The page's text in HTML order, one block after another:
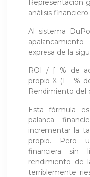
Representación
análisis
Al sistema
expresa de la
ROI / [ % de
propio X (1 – %
Rendimiento del
Esta fórmula
palanca
incrementar la
propio. Pero
financiera sin
rendimiento de
terriblemente